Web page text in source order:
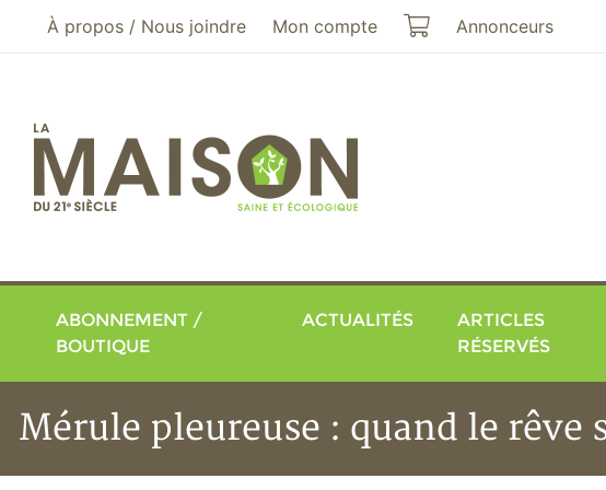
Aller au menu principal
Aller au contenu principal
À propos / Nous joindre Mon compte Mon panier
Annonceurs
ABONNEMENT /
BOUTIQUE
ACTUALITÉS
ARTICLES
RÉSERVÉS
Mérule pleureuse : quand le rêve